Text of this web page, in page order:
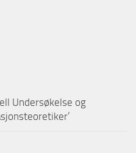
Undersøkelse og